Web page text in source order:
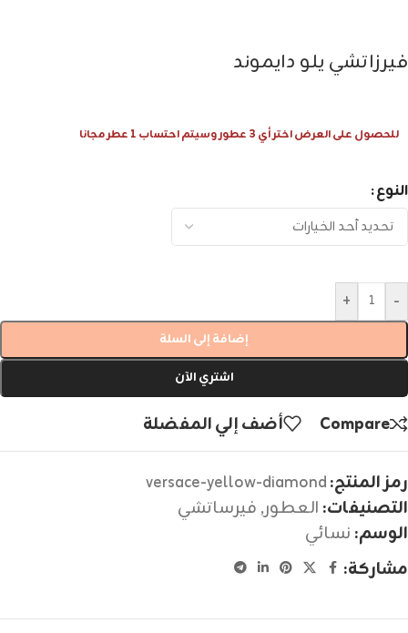
فيرزاتشي يلو دايموند
للحصول على العرض اختر أي 3 عطور وسيتم احتساب 1 عطر مجانا
النوع
-
+
إضافة إلى السلة
اشتري الآن
Compare أضف إلي المفضلة
رمز المنتج:versace-yellow-diamond
التصنيفات: العطور, فيرساتشي
الوسم: نسائي
مشاركة: